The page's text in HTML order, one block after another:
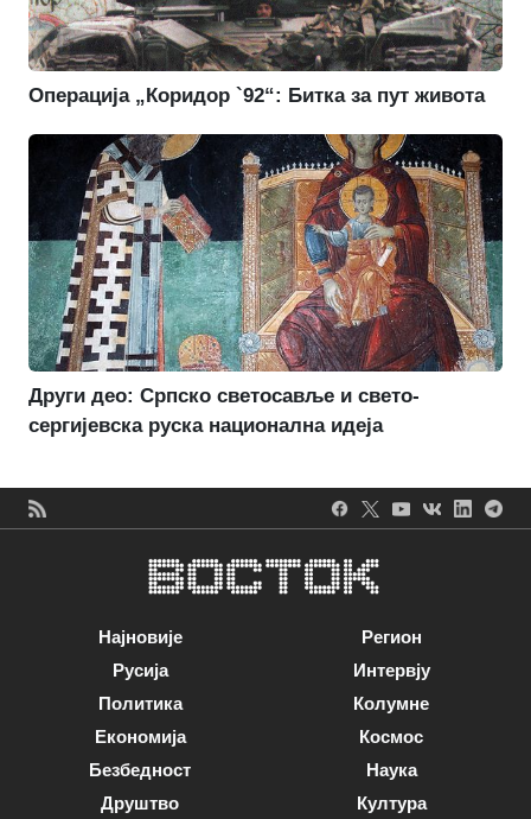
Операција „Коридор `92“: Битка за пут живота
Други део: Српско светосавље и свето-
сергијевска руска национална идеја
Најновије
Русија
Политика
Економија
Безбедност
Друштво
Регион
Интервју
Колумне
Космос
Наука
Култура